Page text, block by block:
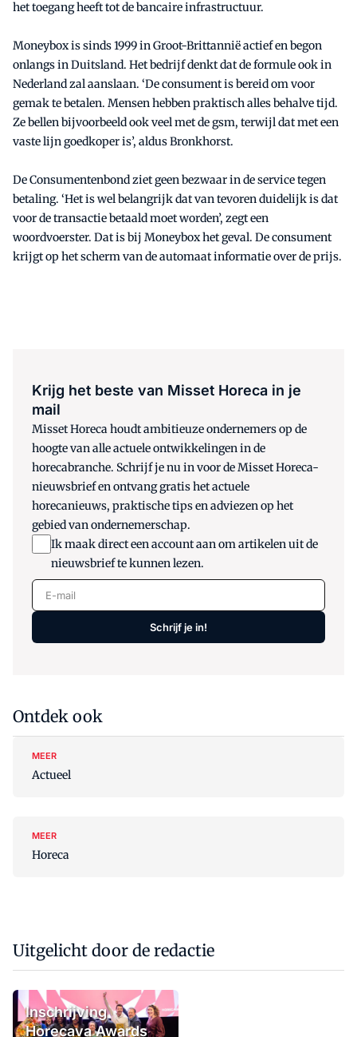
het toegang heeft tot de bancaire infrastructuur.
Moneybox is sinds 1999 in Groot-Brittannië actief en begon
onlangs in Duitsland. Het bedrijf denkt dat de formule ook in
Nederland zal aanslaan. ‘De consument is bereid om voor
gemak te betalen. Mensen hebben praktisch alles behalve tijd.
Ze bellen bijvoorbeeld ook veel met de gsm, terwijl dat met een
vaste lijn goedkoper is’, aldus Bronkhorst.
De Consumentenbond ziet geen bezwaar in de service tegen
betaling. ‘Het is wel belangrijk dat van tevoren duidelijk is dat
voor de transactie betaald moet worden’, zegt een
woordvoerster. Dat is bij Moneybox het geval. De consument
krijgt op het scherm van de automaat informatie over de prijs.
Krijg het beste van Misset Horeca in je
mail
Misset Horeca houdt ambitieuze ondernemers op de
hoogte van alle actuele ontwikkelingen in de
horecabranche. Schrijf je nu in voor de Misset Horeca-
nieuwsbrief en ontvang gratis het actuele
horecanieuws, praktische tips en adviezen op het
gebied van ondernemerschap.
Ik maak direct een account aan om artikelen uit de
nieuwsbrief te kunnen lezen.
E-mail
Schrijf je in!
Ontdek ook
MEER
Actueel
MEER
Horeca
Uitgelicht door de redactie
Inschrijving
Horecava Awards